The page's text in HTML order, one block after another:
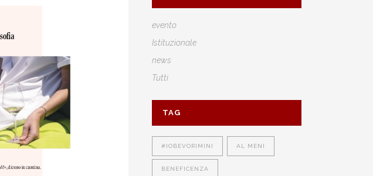
evento
Istituzionale
news
Tutti
TAG
#IOBEVORIMINI AL MENI
BENEFICENZA